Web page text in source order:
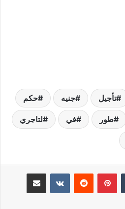
تأجيل جنيه حكم
طور في لتاجري
بينتيريست مشاركة عبر البريد